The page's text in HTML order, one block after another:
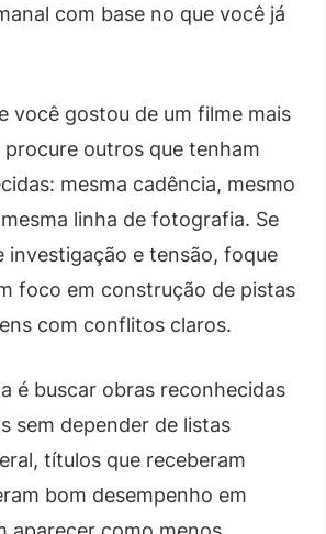
com base no que você já
você gostou de um filme mais
outros que tenham
mesma cadência, mesmo
linha de fotografia. Se
investigação e tensão, foque
foco em construção de pistas
com conflitos claros.
é buscar obras reconhecidas
sem depender de listas
títulos que receberam
bom desempenho em